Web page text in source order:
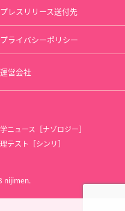
プレスリリース送付先
プライバシーポリシー
運営会社
ニュース［ナゾロジー］
テスト［シンリ］
nijimen.